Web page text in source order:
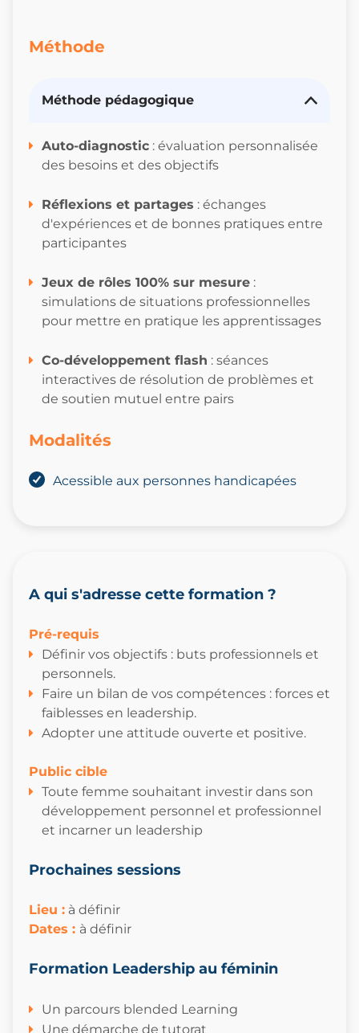
Méthode
Méthode pédagogique
Auto-diagnostic : évaluation personnalisée
des besoins et des objectifs
Réflexions et partages : échanges
d'expériences et de bonnes pratiques entre
participantes
Jeux de rôles 100% sur mesure :
simulations de situations professionnelles
pour mettre en pratique les apprentissages
Co-développement flash : séances
interactives de résolution de problèmes et
de soutien mutuel entre pairs
Modalités
Acessible aux personnes handicapées
A qui s'adresse cette formation ?
Pré-requis
Définir vos objectifs : buts professionnels et
personnels.
Faire un bilan de vos compétences : forces et
faiblesses en leadership.
Adopter une attitude ouverte et positive.
Public cible
Toute femme souhaitant investir dans son
développement personnel et professionnel
et incarner un leadership
Prochaines sessions
Lieu : à définir
Dates : à définir
Formation Leadership au féminin
Un parcours blended Learning
Une démarche de tutorat